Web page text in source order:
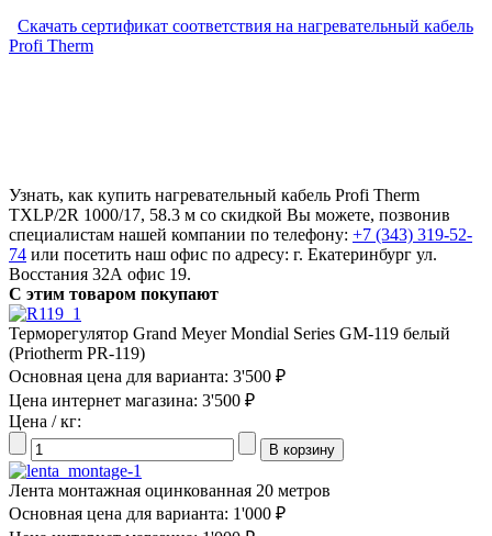
Скачать сертификат соответствия на нагревательный кабель
Profi Therm
Узнать, как купить нагревательный кабель Profi Therm
TXLP/2R 1000/17, 58.3 м со скидкой Вы можете, позвонив
специалистам нашей компании по телефону: +7 (343) 319-52-
74 или посетить наш офис по адресу: г. Екатеринбург ул.
Восстания 32А офис 19.
С этим товаром покупают
Терморегулятор Grand Meyer Mondial Series GM-119 белый
(Priotherm PR-119)
Основная цена для варианта: 3'500 ₽
Цена интернет магазина: 3'500 ₽
Цена / кг:
Лента монтажная оцинкованная 20 метров
Основная цена для варианта: 1'000 ₽